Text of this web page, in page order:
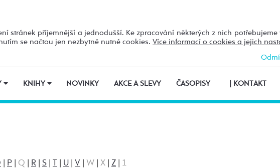
stránek příjemnější a jednodušší. Ke zpracování některých z nich
se načtou jen nezbytně nutné cookies. Více informací o cookies a jejich
KNIHY NOVINKY AKCE A SLEVY ČASOPISY KONTAKT
P Q R S U V W X Z 1